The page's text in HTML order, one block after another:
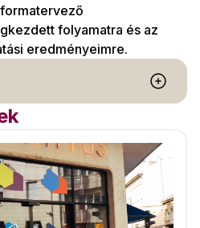
folyamatra és az
eredményeimre.